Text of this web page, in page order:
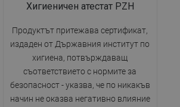
Хигиеничен атестат PZH
Продуктът притежава сертификат,
издаден от Държавния институт по
хигиена, потвърждаващ
съответствието с нормите за
безопасност - указва, че по никакъв
начин не оказва негативно влияние